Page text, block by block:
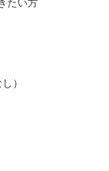
たい方
）